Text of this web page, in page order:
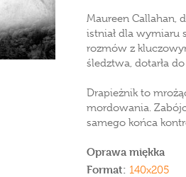
Maureen Callahan,
istniał dla wymiaru
rozmów z
śledztwa, dotarła
Drapieżnik to
mordowania.
samego końca
Oprawa miękka
Format: 140x205